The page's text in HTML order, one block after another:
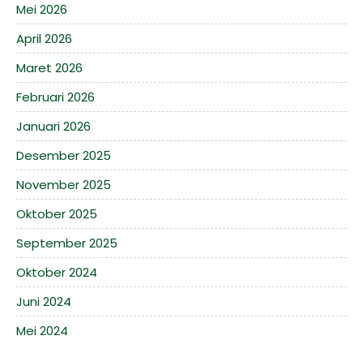
Mei 2026
April 2026
Maret 2026
Februari 2026
Januari 2026
Desember 2025
November 2025
Oktober 2025
September 2025
Oktober 2024
Juni 2024
Mei 2024